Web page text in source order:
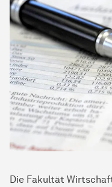
Die Fakultät